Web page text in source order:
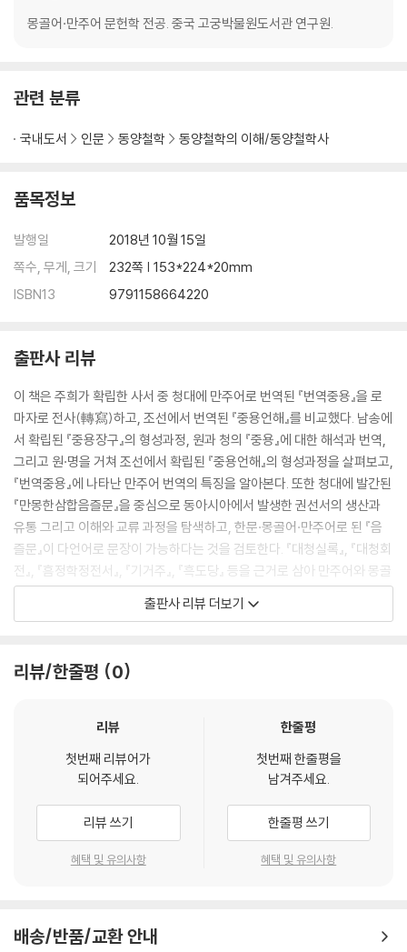
몽골어·만주어 문헌학 전공. 중국 고궁박물원도서관 연구원.
관련 분류
국내도서 인문 동양철학 동양철학의 이해/동양철학사
품목정보
발행일
2018년 10월 15일
쪽수, 무게, 크기
232쪽 | 153*224*20mm
ISBN13
9791158664220
출판사 리뷰
이 책은 주희가 확립한 사서 중 청대에 만주어로 번역된 『번역중용』을 로
마자로 전사(轉寫)하고, 조선에서 번역된 『중용언해』를 비교했다. 남송에
서 확립된 『중용장구』의 형성과정, 원과 청의 『중용』에 대한 해석과 번역,
그리고 원·명을 거쳐 조선에서 확립된 『중용언해』의 형성과정을 살펴보고,
『번역중용』에 나타난 만주어 번역의 특징을 알아본다. 또한 청대에 발간된
『만몽한삼합음즐문』을 중심으로 동아시아에서 발생한 권선서의 생산과
유통 그리고 이해와 교류 과정을 탐색하고, 한문·몽골어·만주어로 된 『음
즐문』이 다언어로 문장이 가능하다는 것을 검토한다. 『대청실록』, 『대청회
전』, 『흠정학정전서』, 『기거주』, 『흑도당』 등을 근거로 삼아 만주어와 몽골
어에 대한 각종 사서의 판본을 고찰함으로써 청대 각 민족이 유가문화의
가르침을 받았던 사실을 밝힌다.
류(五經總義類)의 『흠정번역사서(欽定?譯四書)』 중 『어제번역중용
어로 번역했고, 그 아래에 한문을 대역(對譯)하는 형식으로 되어 있다. 따
김백희의 「『음즐문』의 생산·유통·이해·교류 과정 연구」는 도교 경전인 『음
즐문』을 고찰했다. 『음즐문』은 명·청 시대에 유행했던 도교 권선서의 대표
경전이다. 이 경전이 최초로 생산된 시기는 알려져 있지 않으나, 대체로 송
(宋)나라 말기로 비정한다. 『음즐문』의 저자는 미상이나, 조선 후기에 유
입되어 민족종교의 발생과 윤리관 형성에 지대한 영향을 끼쳤다. 이 책에
사 자료는 도교 자료가 만주어와 몽골어로 번역된 극히 드문 사례에 속한
출판사 리뷰 더보기
리뷰/한줄평 0
리뷰
첫번째 리뷰어가
되어주세요.
리뷰 쓰기
혜택 및 유의사항
한줄평
첫번째 한줄평을
남겨주세요.
한줄평 쓰기
혜택 및 유의사항
배송/반품/교환 안내